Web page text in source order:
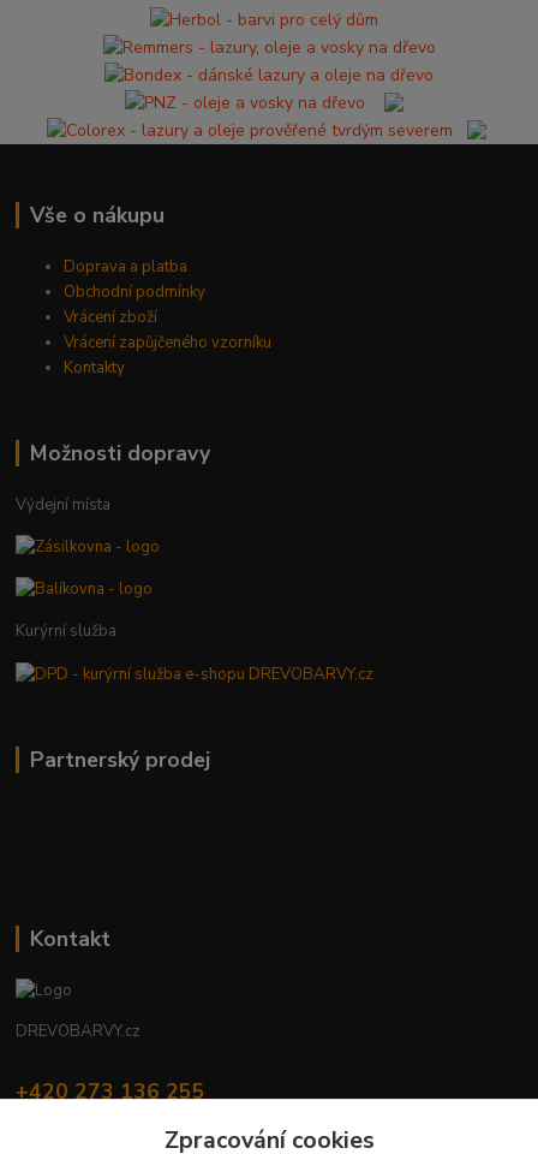
Vše o nákupu
Doprava a platba
Obchodní podmínky
Vrácení zboží
Vrácení zapůjčeného vzorníku
Kontakty
Možnosti dopravy
Výdejní místa
Kurýrní služba
Partnerský prodej
Kontakt
DREVOBARVY.cz
+420 273 136 255
Zpracování cookies